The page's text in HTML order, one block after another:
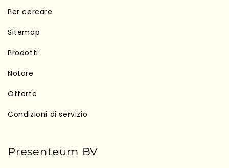
Per cercare
Sitemap
Prodotti
Notare
Offerte
Condizioni di servizio
Presenteum BV